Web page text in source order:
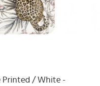
Printed / White -